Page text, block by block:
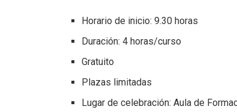
Horario de inicio: 9.30 horas
Duración: 4 horas/curso
Gratuito
Plazas limitadas
Lugar de celebración: Aula de